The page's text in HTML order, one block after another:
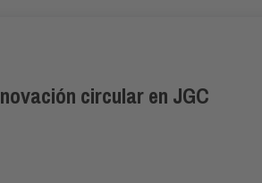
circular en JGC